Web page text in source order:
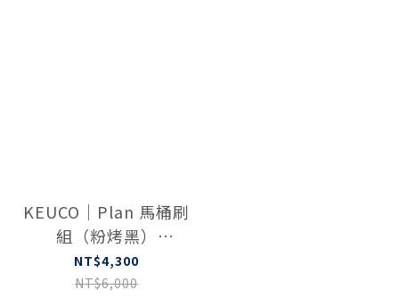
KEUCO｜Plan 馬桶刷
組（粉烤黑）
14972370200
NT$4,300
NT$6,000